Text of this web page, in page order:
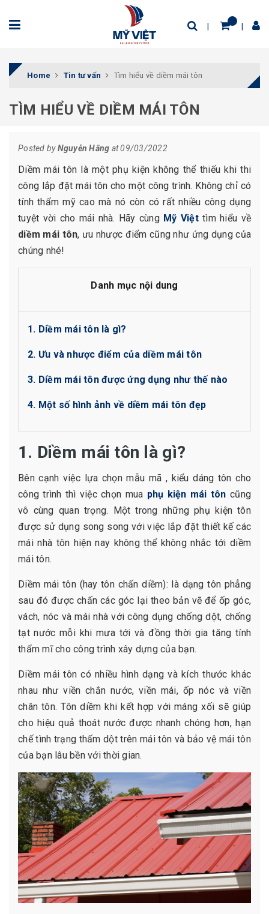
Home Tin tư vấn Tìm hiểu về diềm mái tôn
TÌM HIỂU VỀ DIỀM MÁI TÔN
Posted byNguyễn Hằng at 09/03/2022
Diềm mái tôn là một phụ kiện không thể thiếu khi thi
công lắp đặt mái tôn cho một công trình. Không chỉ có
tính thẩm mỹ cao mà nó còn có rất nhiều công dụng
tuyệt vời cho mái nhà. Hãy cùngMỹ Việttìm hiểu về
diềm mái tôn, ưu nhược điểm cũng như ứng dụng của
chúng nhé!
Danh mục nội dung
1. Diềm mái tôn là gì?
2. Ưu và nhược điểm của diềm mái tôn
3. Diềm mái tôn được ứng dụng như thế nào
4. Một số hình ảnh về diềm mái tôn đẹp
1. Diềm mái tôn là gì?
Bên cạnh việc lựa chọn mẫu mã , kiểu dáng tôn cho
công trình thì việc chọn mua phụ kiện mái tôn cũng
vô cùng quan trọng. Một trong những phụ kiện tôn
được sử dụng song song với việc lắp đặt thiết kế các
mái nhà tôn hiện nay không thể không nhắc tới diềm
mái tôn.
Diềm mái tôn (hay tôn chấn diềm): là dạng tôn phẳng
sau đó được chấn các góc lại theo bản vẽ để ốp góc,
vách, nóc và mái nhà với công dụng chống dột, chống
tạt nước mỗi khi mưa tới và đồng thời gia tăng tính
thẩm mĩ cho công trình xây dựng của bạn.
Diềm mái tôn có nhiều hình dạng và kích thước khác
nhau như viền chắn nước, viền mái, ốp nóc và viền
chân tôn. Tôn diềm khi kết hợp với máng xối sẽ giúp
cho hiệu quả thoát nước được nhanh chóng hơn, hạn
chế tình trạng thấm dột trên mái tôn và bảo vệ mái tôn
của bạn lâu bền với thời gian.